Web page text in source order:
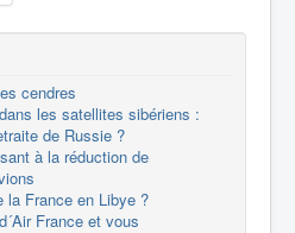
cendres
les satellites sibériens :
de Russie ?
à la réduction de
la France en Libye ?
France et vous